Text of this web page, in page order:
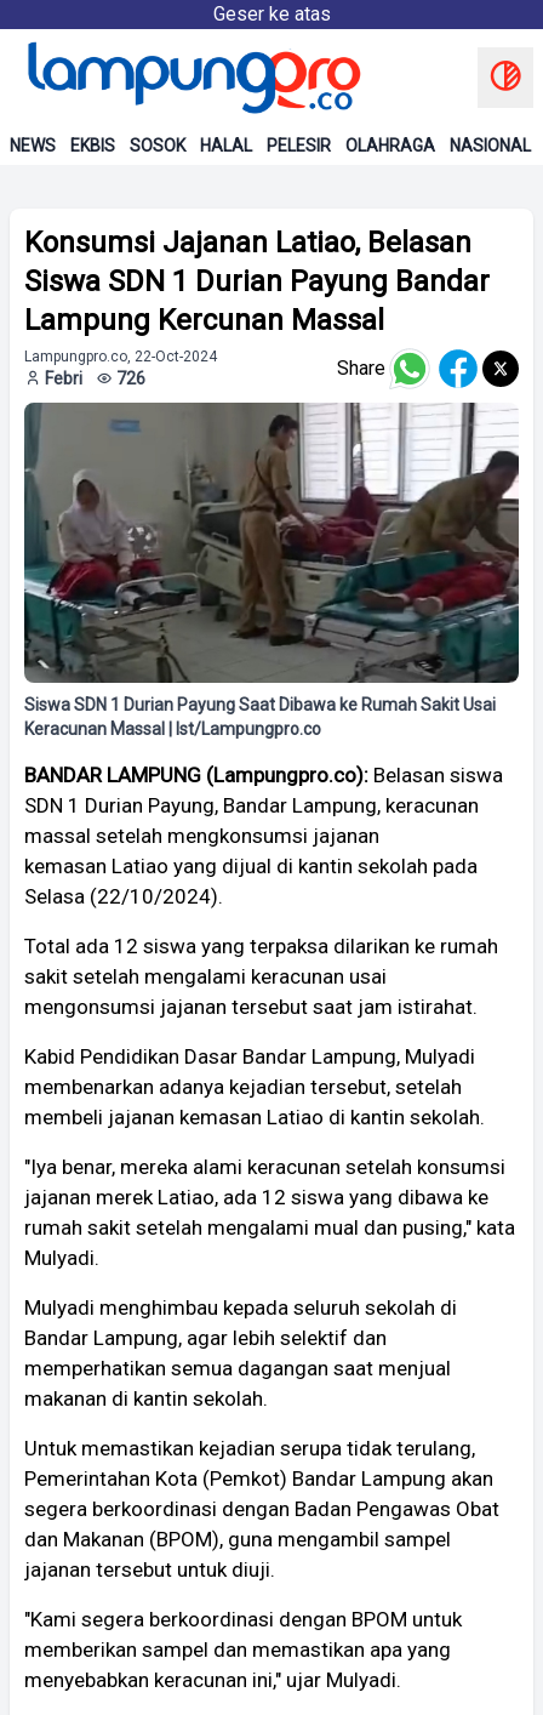
Geser ke atas
NEWS EKBIS SOSOK HALAL PELESIR OLAHRAGA NASIONAL
Konsumsi Jajanan Latiao, Belasan
Siswa SDN 1 Durian Payung Bandar
Lampung Kercunan Massal
Lampungpro.co, 22-Oct-2024
Febri 726 Share
Siswa SDN 1 Durian Payung Saat Dibawa ke Rumah Sakit Usai
Keracunan Massal | Ist/Lampungpro.co
BANDAR LAMPUNG (Lampungpro.co): Belasan siswa
SDN 1 Durian Payung, Bandar Lampung, keracunan
massal setelah mengkonsumsi jajanan
kemasan Latiao yang dijual di kantin sekolah pada
Selasa (22/10/2024).
Total ada 12 siswa yang terpaksa dilarikan ke rumah
sakit setelah mengalami keracunan usai
mengonsumsi jajanan tersebut saat jam istirahat.
Kabid Pendidikan Dasar Bandar Lampung, Mulyadi
membenarkan adanya kejadian tersebut, setelah
membeli jajanan kemasan Latiao di kantin sekolah.
"Iya benar, mereka alami keracunan setelah konsumsi
jajanan merek Latiao, ada 12 siswa yang dibawa ke
rumah sakit setelah mengalami mual dan pusing," kata
Mulyadi.
Mulyadi menghimbau kepada seluruh sekolah di
Bandar Lampung, agar lebih selektif dan
memperhatikan semua dagangan saat menjual
makanan di kantin sekolah.
Untuk memastikan kejadian serupa tidak terulang,
Pemerintahan Kota (Pemkot) Bandar Lampung akan
segera berkoordinasi dengan Badan Pengawas Obat
dan Makanan (BPOM), guna mengambil sampel
jajanan tersebut untuk diuji.
"Kami segera berkoordinasi dengan BPOM untuk
memberikan sampel dan memastikan apa yang
menyebabkan keracunan ini," ujar Mulyadi.